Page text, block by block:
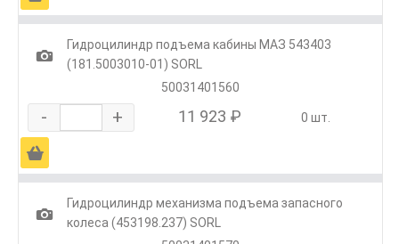
1
Гидроцилиндр подъема кабины МАЗ 543403
(181.5003010-01) SORL
50031401560
- + 11 923 ₽ 0 шт.
Ä
1
Гидроцилиндр механизма подъема запасного
колеса (453198.237) SORL